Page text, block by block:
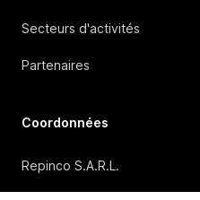
Secteurs d'activités
Partenaires
Coordonnées
Repinco S.A.R.L.